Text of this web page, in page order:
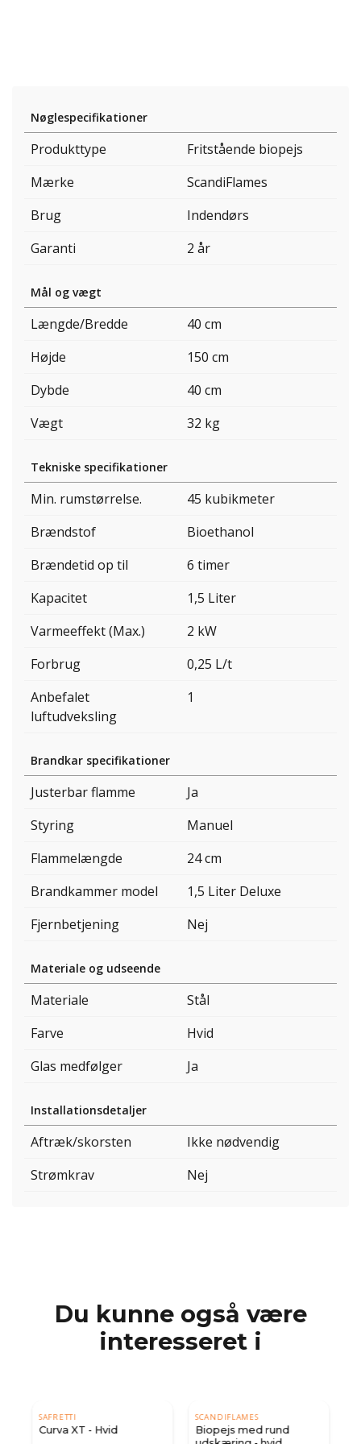
Nøglespecifikationer
Produkttype
Fritstående biopejs
Mærke
ScandiFlames
Brug
Indendørs
Garanti
2 år
Mål og vægt
Længde/Bredde
40 cm
Højde
150 cm
Dybde
40 cm
Vægt
32 kg
Tekniske specifikationer
Min. rumstørrelse.
45 kubikmeter
Brændstof
Bioethanol
Brændetid op til
6 timer
Kapacitet
1,5 Liter
Varmeeffekt (Max.)
2 kW
Forbrug
0,25 L/t
Anbefalet
luftudveksling
1
Brandkar specifikationer
Justerbar flamme
Ja
Styring
Manuel
Flammelængde
24 cm
Brandkammer model
1,5 Liter Deluxe
Fjernbetjening
Nej
Materiale og udseende
Materiale
Stål
Farve
Hvid
Glas medfølger
Ja
Installationsdetaljer
Aftræk/skorsten
Ikke nødvendig
Strømkrav
Nej
Du kunne også være
interesseret i
SAFRETTI
Curva XT - Hvid
SCANDIFLAMES
Biopejs med rund